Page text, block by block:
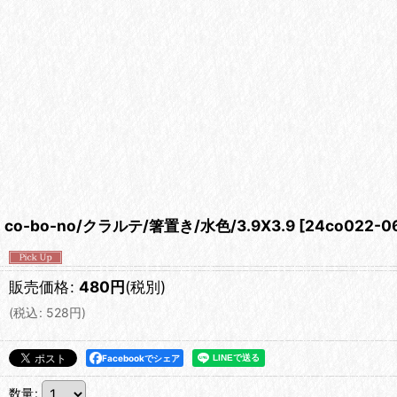
co-bo-no/クラルテ/箸置き/水色/3.9X3.9 [24co022-
販売価格: 480円(税別)
(税込: 528円)
Facebookでシェア
数量: